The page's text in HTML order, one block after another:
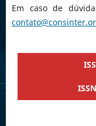
Em caso de